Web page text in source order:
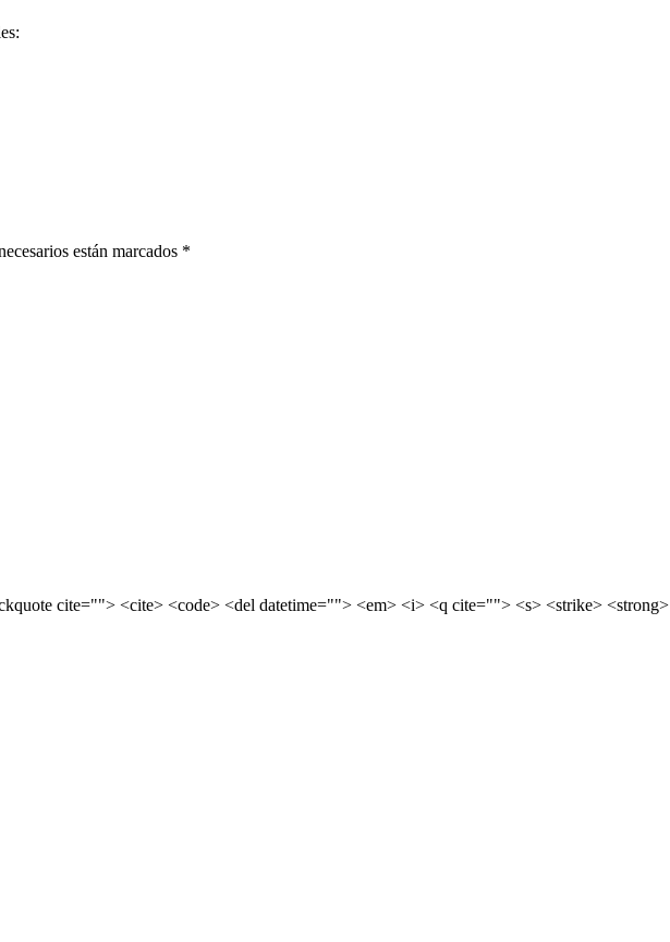
están marcados *
cite=""> <cite> <code> <del datetime=""> <em> <i> <q cite=""> <s> <strike> <strong>